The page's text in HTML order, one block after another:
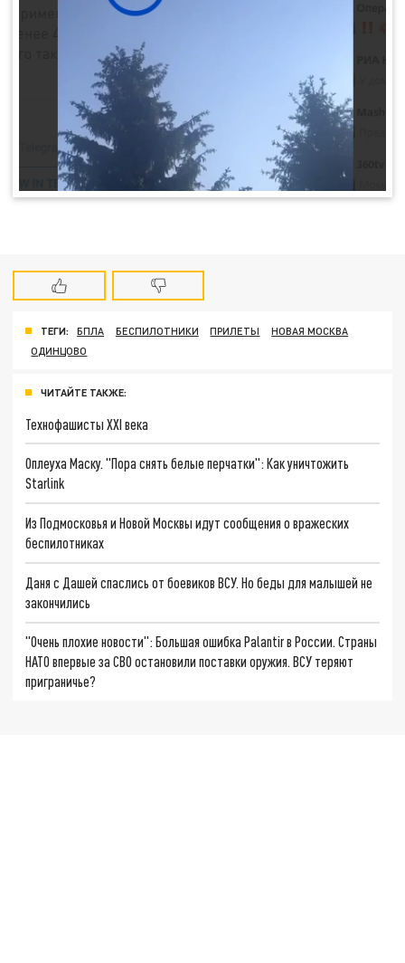
ТЕГИ: БПЛА БЕСПИЛОТНИКИ ПРИЛЕТЫ
НОВАЯ МОСКВА
ОДИНЦОВО
ЧИТАЙТЕ ТАКЖЕ:
Технофашисты XXI века
Оплеуха Маску. "Пора снять белые перчатки": Как уничтожить
Starlink
Из Подмосковья и Новой Москвы идут сообщения о вражеских
беспилотниках
Даня с Дашей спаслись от боевиков ВСУ. Но беды для малышей не
закончились
"Очень плохие новости": Большая ошибка Palantir в России. Страны
НАТО впервые за СВО остановили поставки оружия. ВСУ теряют
приграничье?